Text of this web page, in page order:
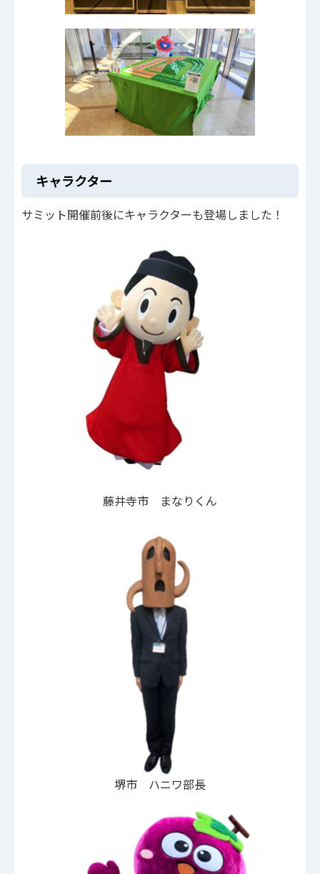
キャラクター
サミット開催前後にキャラクターも登場しました！
藤井寺市 まなりくん
堺市 ハニワ部長